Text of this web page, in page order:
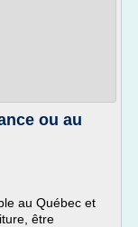
ou au
au Québec et
être